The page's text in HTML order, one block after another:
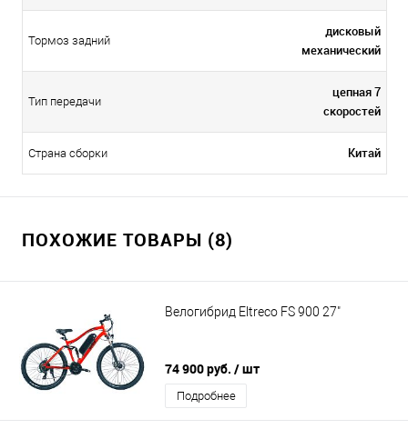
Тормоз задний
дисковый
механический
Тип передачи
цепная 7
скоростей
Страна сборки Китай
ПОХОЖИЕ ТОВАРЫ (8)
Велогибрид Eltreco FS 900 27"
74 900 руб. / шт
Подробнее